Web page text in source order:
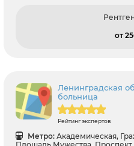
от
Ленинградская
больница
Рейтинг экспертов
Метро: Академическая,